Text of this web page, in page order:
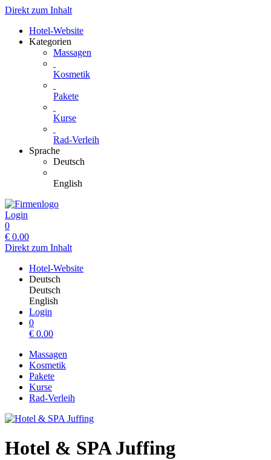
Direkt zum Inhalt
Hotel-Website
Kategorien
Massagen
Kosmetik
Pakete
Kurse
Rad-Verleih
Sprache
Deutsch
English
Login
0
€ 0.00
Direkt zum Inhalt
Hotel-Website
Deutsch
Deutsch
English
Login
0
€ 0.00
Massagen
Kosmetik
Pakete
Kurse
Rad-Verleih
Hotel & SPA Juffing